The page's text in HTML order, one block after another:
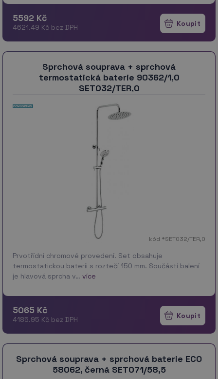
5592 Kč
4621.49 Kč bez DPH
Sprchová souprava + sprchová
termostatická baterie 90362/1,0
SET032/TER,0
kód *SET032/TER,0
Prvotřídní chromové provedení. Set obsahuje
termostatickou baterii s roztečí 150 mm. Součástí balení
je hlavová sprcha v… více
5065 Kč
4185.95 Kč bez DPH
Sprchová souprava + sprchová baterie ECO
58062, černá SET071/58,5